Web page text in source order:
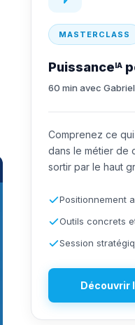
MASTERCLASS
PuissanceIA
60 min avec
Comprenez ce
dans le métier de
sortir par le haut
Positionnement
Outils concrets
Session
Découvrir